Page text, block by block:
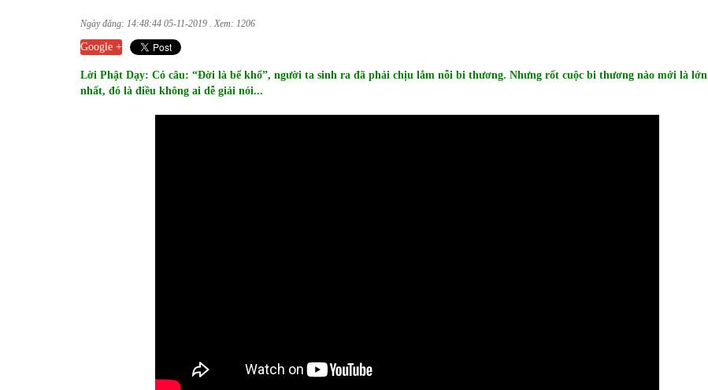
Ngày đăng: 14:48:44 05-11-2019 . Xem: 1206
Google +
Lời Phật Dạy: Có câu: “Đời là bể khổ”, người ta sinh ra đã phải chịu lắm nỗi bi thương. Nhưng rốt cuộc bi thương nào mới là lớn
nhất, đó là điều không ai dễ giải nói...